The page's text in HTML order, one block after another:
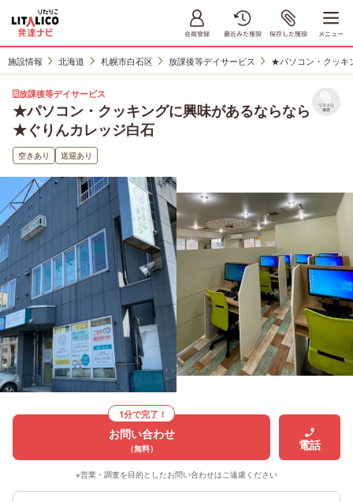
施設情報 北海道 札幌市白石区 放課後等デイサービス ★パソコン・クッキ
放課後等デイサービス
★パソコン・クッキングに興味があるならなら
★ぐりんカレッジ白石
リストに
保存
空きあり 送迎あり
1分で完了！
お問い合わせ
（無料） 電話
※営業・調査を目的としたお問い合わせはご遠慮ください